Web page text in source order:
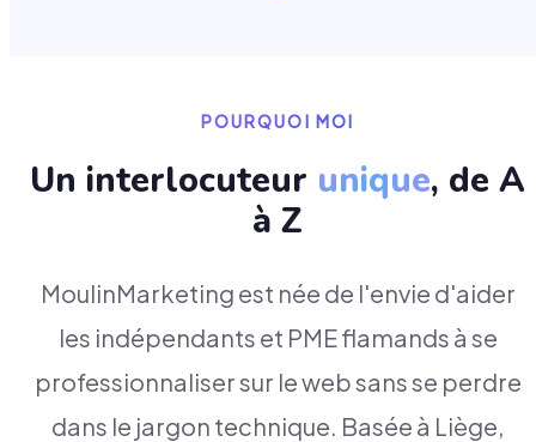
POURQUOI MOI
Un interlocuteur unique, de A
à Z
MoulinMarketing est née de l'envie d'aider
les indépendants et PME flamands à se
professionnaliser sur le web sans se perdre
dans le jargon technique. Basée à Liège,